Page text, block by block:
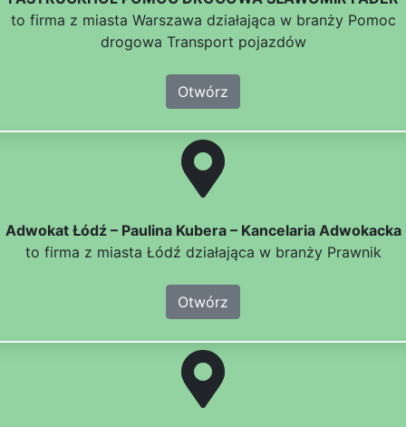
to firma z miasta Warszawa działająca w branży Pomoc
drogowa Transport pojazdów
Otwórz
Adwokat Łódź – Paulina Kubera – Kancelaria Adwokacka
to firma z miasta Łódź działająca w branży Prawnik
Otwórz